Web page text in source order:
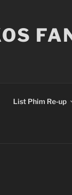
List Phim Re-up